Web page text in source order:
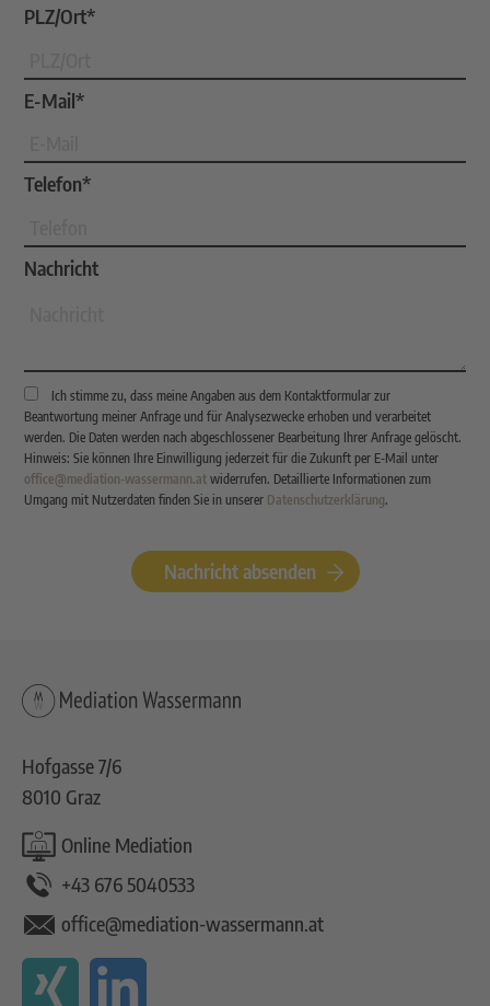
PLZ/Ort*
E-Mail*
Telefon*
Nachricht
Ich stimme zu, dass meine Angaben aus dem Kontaktformular zur
Beantwortung meiner Anfrage und für Analysezwecke erhoben und verarbeitet
werden. Die Daten werden nach abgeschlossener Bearbeitung Ihrer Anfrage gelöscht.
Hinweis: Sie können Ihre Einwilligung jederzeit für die Zukunft per E-Mail unter
office@mediation-wassermann.at widerrufen. Detaillierte Informationen zum
Umgang mit Nutzerdaten finden Sie in unserer Datenschutzerklärung.
Nachricht absenden
Hofgasse 7/6
8010 Graz
Online Mediation
+43 676 5040533
office@mediation-wassermann.at